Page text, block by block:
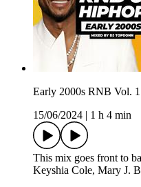
Early 2000s RNB Vol. 1
15/06/2024
1 h 4 min
This mix goes front to
Keyshia Cole, Mary J.